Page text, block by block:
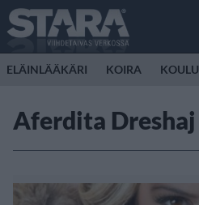
ELÄINLÄÄKÄRI KOIRA KOULU
Aferdita Dreshaj